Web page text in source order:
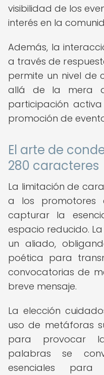
visibilidad de los
interés en la
Además, la
a través de
permite un nivel de
allá de la mera
participación
promoción de
El arte de
280 caracteres
La limitación de
a los promotores
capturar la
espacio reducido.
un aliado,
poética para
convocatorias de
breve mensaje.
La elección
uso de metáforas
para provocar
palabras se
esenciales para